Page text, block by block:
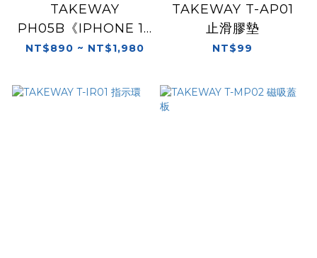
TAKEWAY
PH05B《IPHONE 17
適用》 黑隼 無減震 手
可選
NT$890 ~ NT$1,980
TAKEWAY T-AP01
止滑膠墊
NT$99